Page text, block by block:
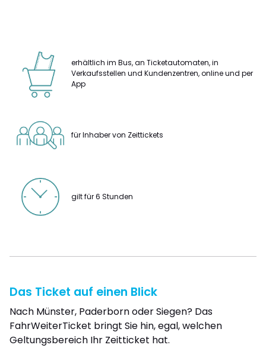
erhältlich im Bus, an Ticketautomaten, in
Verkaufsstellen und Kundenzentren, online und per
App
für Inhaber von Zeittickets
gilt für 6 Stunden
Das Ticket auf einen Blick
Nach Münster, Paderborn oder Siegen? Das
FahrWeiterTicket bringt Sie hin, egal, welchen
Geltungsbereich Ihr Zeitticket hat.